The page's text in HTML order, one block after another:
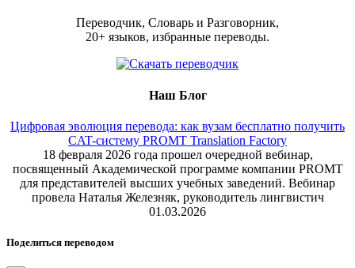
Переводчик, Словарь и Разговорник,
20+ языков, избранные переводы.
Наш Блог
Цифровая эволюция перевода: как вузам бесплатно получить
CAT-систему PROMT Translation Factory
18 февраля 2026 года прошел очередной вебинар,
посвященный Академической программе компании PROMT
для представителей высших учебных заведений. Вебинар
провела Наталья Железняк, руководитель лингвистич
01.03.2026
Поделиться переводом